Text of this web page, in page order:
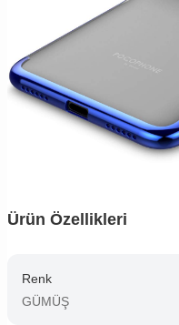
Ürün Özellikleri
Renk
GÜMÜŞ